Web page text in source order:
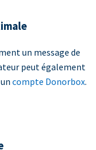
un message de
peut également
compte Donorbox.